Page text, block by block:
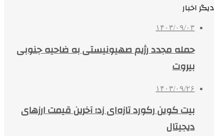
دیگر اخبار
۱۴۰۳/۰۹/۰۳
حمله مجدد رژیم صهیونیستی به ضاحیه جنوبی
بیروت
۱۴۰۳/۰۹/۲۶
بیت کوین رکورد تازه‌ای زد؛ آخرین قیمت ارزهای
دیجیتال